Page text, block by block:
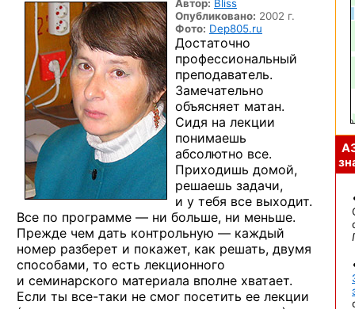
Автор: Bliss
Опубликовано: 2002 г.
Фото: Dep805.ru
Достаточно
профессиональный
преподаватель.
Замечательно
объясняет матан.
Сидя на лекции
понимаешь
абсолютно все.
Приходишь домой,
решаешь задачи,
и у тебя все выходит.
Все по программе — ни больше, ни меньше.
Прежде чем дать контрольную — каждый
номер разберет и покажет, как решать, двумя
способами, то есть лекционного
и семинарского материала вполне хватает.
Если ты все-таки не смог посетить ее лекции